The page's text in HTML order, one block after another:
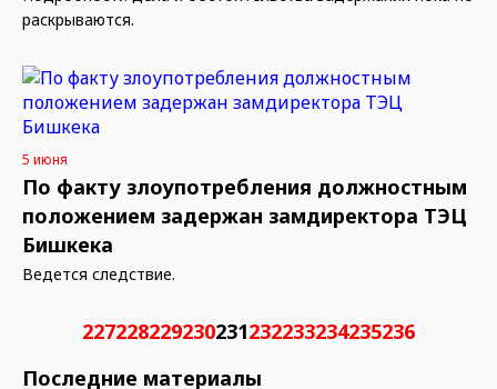
раскрываются.
5 июня
По факту злоупотребления должностным
положением задержан замдиректора ТЭЦ
Бишкека
Ведется следствие.
227228229230231232233234235236
Последние материалы